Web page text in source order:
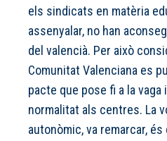
els sindicats en matèria
assenyalar, no han
del valencià. Per això
Comunitat Valenciana es
pacte que pose fi a la
normalitat als centres. La
autonòmic, va remarcar,